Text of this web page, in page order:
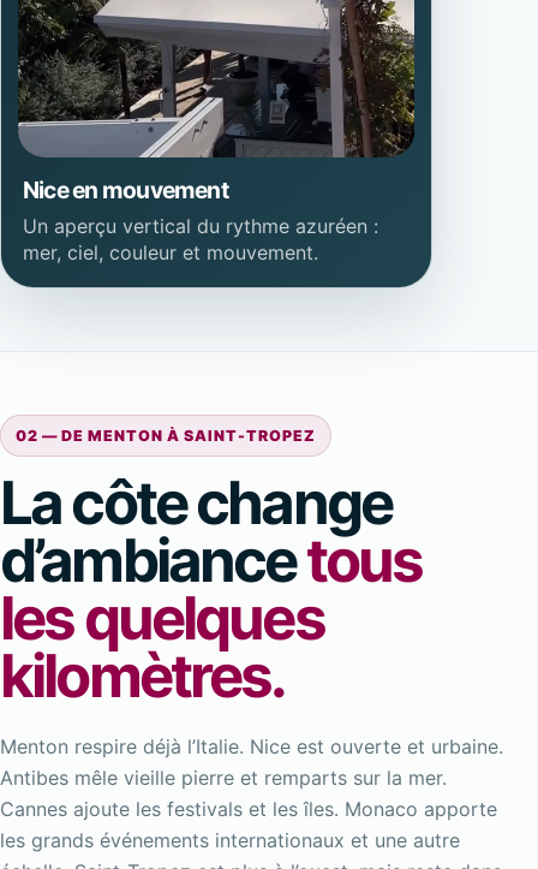
Nice en mouvement
Un aperçu vertical du rythme azuréen :
mer, ciel, couleur et mouvement.
02 — DE MENTON À SAINT-TROPEZ
La côte change
d’ambiancetous
les quelques
kilomètres.
Menton respire déjà l’Italie. Nice est ouverte et urbaine.
Antibes mêle vieille pierre et remparts sur la mer.
Cannes ajoute les festivals et les îles. Monaco apporte
les grands événements internationaux et une autre